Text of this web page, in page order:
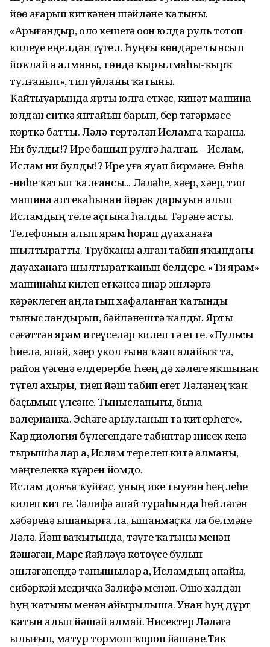
йөҙө ағарып киткәнен шәйләне ҡатыны.
«Арығандыр, оло кешегә оҙон юлда руль тотоп
килеүе еңелдән түгел. Һуңғы көндәре тынсып
йоҡлай ҙа алманы, төндә ҡырылмаһы-ҡырҡ
тулғанып», тип уйланы ҡатыны.
Ҡайтыуҙарында ярты юлға еткәс, кинәт машина
юлдан ситкә янтайып барып, бер тәгәрмәсе
көрткә батты. Ләлә тертәләп Исламға ҡараны.
Ни булды!? Ире башын рулгә һалған. – Ислам,
Ислам ни булды!? Ире уға яуап бирмәне. Өнһөҙ
-ниһеҙ ҡатып ҡалғансы... Ләләһе, хәҙер, хәҙер, тип
машина аптекаһынан йөрәк дарыуын алып
Исламдың теле аҫтына һалды. Тәҙрәне асты.
Телефонын алып ярҙам һорап дуаханаға
шылтыратты. Трубканы алған табип яҡындағы
дауаханаға шылтыратҡанын белдерҙе. «Тиҙ ярҙам»
машинаһы килеп еткәнсә ниҙәр эшләргә
кәрәклеген аңлатып хафаланған ҡатынды
тынысландырып, бәйләнештә ҡалды. Ярты
сәғәттән ярҙам итеүселәр килеп тә етте. «Пульсы
һиҙелә, апай, хәҙер укол ғына ҡаҙап алайыҡ та,
район үҙәгенә елдерербеҙ. Һеҙҙең дә хәлегеҙ яҡшынан
түгел ахыры, тиеп йәш табип егет Ләләнең ҡан
баҫымын үлсәне. Тынысланығыҙ, бына
валерианка. Эсһәгеҙ арыуланып та китерһегеҙ».
Кардиология бүлегендәге табиптар нисек кенә
тырышһалар ҙа, Ислам терелеп китә алманы,
мәңгелеккә күҙҙәрен йомдо.
Ислам донъя ҡуйғас, уның ике тыуған һеңлеһе
килеп китте. Зәлифә апай тураһында һөйләгән
хәбәренә ышанырға ла, ышанмаҫҡа ла белмәне
Ләлә. Йәш ваҡытында, тәүге ҡатыны менән
йәшәгән, Марс йәйләүҙә көтөүсе булып
эшләгәнендә танышылар ҙа, Исламдың апайы,
сибәркәй медичка Зәлифә менән. Ошо хәлдән
һуң ҡатыны менән айырылыша. Унан һуң дүрт
ҡатын алып йәшәй алмай. Нисектер Ләләгә
ылығып, матур тормош ҡороп йәшәне.Тик